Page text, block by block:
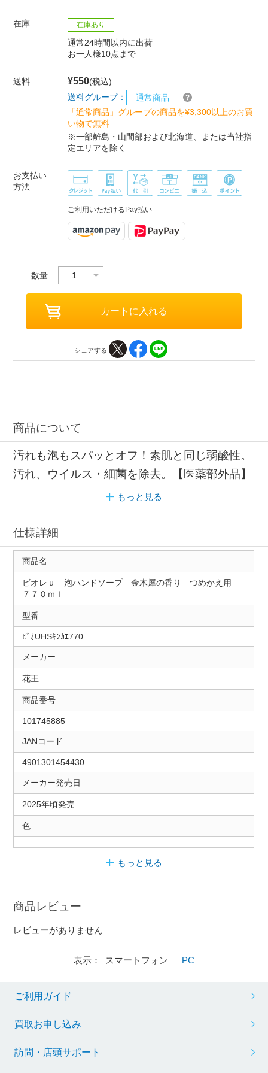
在庫 在庫あり
通常24時間以内に出荷
お一人様10点まで
送料 ¥550(税込)
送料グループ：
通常商品
「通常商品」グループの商品を¥3,300以上のお買
い物で無料
※一部離島・山間部および北海道、または当社指
定エリアを除く
お支払い
方法
ご利用いただけるPay払い
数量
シェアする
商品について
汚れも泡もスパッとオフ！素肌と同じ弱酸性。
汚れ、ウイルス・細菌を除去。【医薬部外品】
もっと見る
仕様詳細
商品名
ビオレｕ 泡ハンドソープ 金木犀の香り つめかえ用
７７０ｍｌ
型番
ﾋﾞｵUHSｷﾝｶｴ770
メーカー
花王
商品番号
101745885
JANコード
4901301454430
メーカー発売日
2025年頃発売
色
もっと見る
商品レビュー
レビューがありません
表示： スマートフォン ｜ PC
ご利用ガイド
買取お申し込み
訪問・店頭サポート